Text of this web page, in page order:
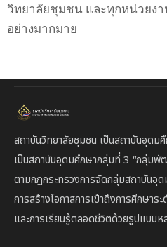
วิทยาลัยชุมชน และทุกหน่วยง
อย่างมากมาย
สถาบันวิทยาลัยชุมชน เป็นสถาบันอุดม
เป็นสถาบันอุดมศึกษากลุ่มที่ 3 “กลุ่มพั
ตามกฎกระทรวงการจัดกลุ่มสถาบันอุ
การสร้างโอกาสการเข้าถึงการศึกษา
และการเรียนรู้ตลอดชีวิตด้วยรูปแบบห